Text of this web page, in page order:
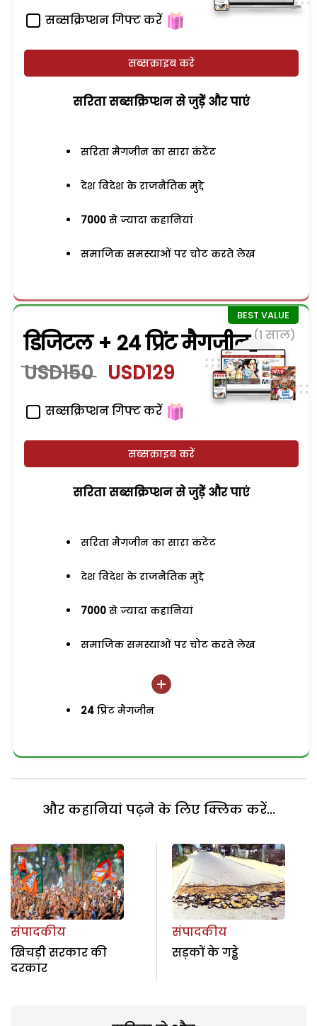
सब्सक्रिप्शन गिफ्ट करें
सब्सक्राइब करें
सरिता सब्सक्रिप्शन से जुड़ेें और पाएं
सरिता मैगजीन का सारा कंटेंट
देश विदेश के राजनैतिक मुद्दे
7000 से ज्यादा कहानियां
समाजिक समस्याओं पर चोट करते लेख
डिजिटल + 24 प्रिंट मैगजीन (1 साल)
USD150 USD129
सब्सक्रिप्शन गिफ्ट करें
सब्सक्राइब करें
सरिता सब्सक्रिप्शन से जुड़ेें और पाएं
सरिता मैगजीन का सारा कंटेंट
देश विदेश के राजनैतिक मुद्दे
7000 से ज्यादा कहानियां
समाजिक समस्याओं पर चोट करते लेख
24 प्रिंट मैगजीन
और कहानियां पढ़ने के लिए क्लिक करें...
संपादकीय
खिचड़ी सरकार की
दरकार
संपादकीय
सड़कों के गड्ढे